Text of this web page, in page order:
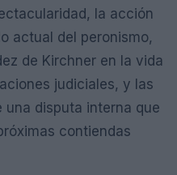
la acción
actual del peronismo,
de Kirchner en la vida
judiciales, y las
disputa interna que
contiendas